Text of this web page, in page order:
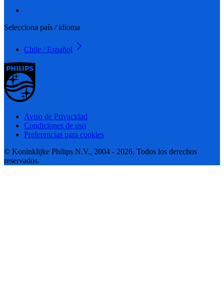
Selecciona país / idioma
Chile / Español
Aviso de Privacidad
Condiciones de uso
Preferencias para cookies
© Koninklijke Philips N.V., 2004 - 2026. Todos los derechos
reservados.